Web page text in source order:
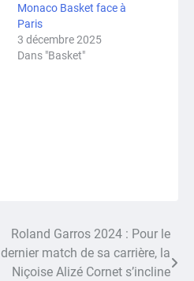
Monaco Basket face à
Paris
3 décembre 2025
Dans "Basket"
Roland Garros 2024 : Pour le
dernier match de sa carrière, la
Niçoise Alizé Cornet s’incline